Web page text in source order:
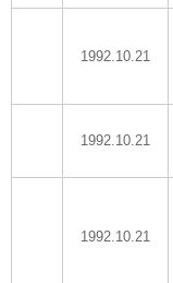
1992.10.21
1992.10.21
1992.10.21